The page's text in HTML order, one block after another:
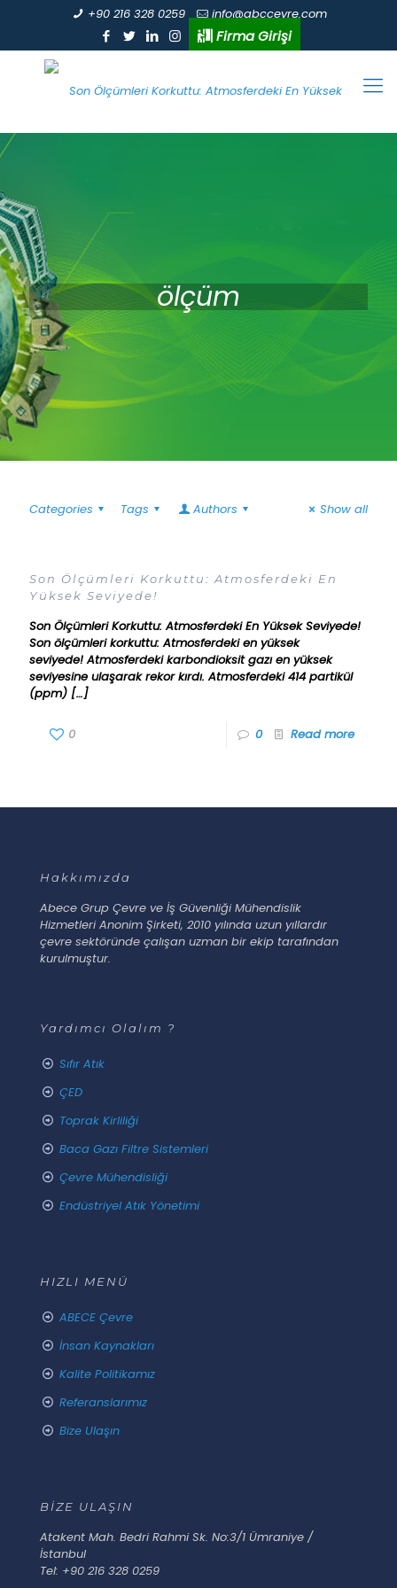
+90 216 328 0259 info@abccevre.com
Firma Girişi
ölçüm
Categories Tags Authors Show all
Son Ölçümleri Korkuttu: Atmosferdeki En
Yüksek Seviyede!
Son Ölçümleri Korkuttu: Atmosferdeki En Yüksek Seviyede!
Son ölçümleri korkuttu: Atmosferdeki en yüksek
seviyede! Atmosferdeki karbondioksit gazı en yüksek
seviyesine ulaşarak rekor kırdı. Atmosferdeki 414 partikül
(ppm) […]
0 0 Read more
Hakkımızda
Abece Grup Çevre ve İş Güvenliği Mühendislik
Hizmetleri Anonim Şirketi, 2010 yılında uzun yıllardır
çevre sektöründe çalışan uzman bir ekip tarafından
kurulmuştur.
Yardımcı Olalım ?
Sıfır Atık
ÇED
Toprak Kirliliği
Baca Gazı Filtre Sistemleri
Çevre Mühendisliği
Endüstriyel Atık Yönetimi
HIZLI MENÜ
ABECE Çevre
İnsan Kaynakları
Kalite Politikamız
Referanslarımız
Bize Ulaşın
BİZE ULAŞIN
Atakent Mah. Bedri Rahmi Sk. No:3/1 Ümraniye /
İstanbul
Tel: +90 216 328 0259